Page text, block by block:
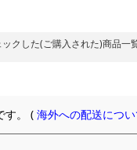
クした(ご購入された)商品一
す。 (海外への配送につい